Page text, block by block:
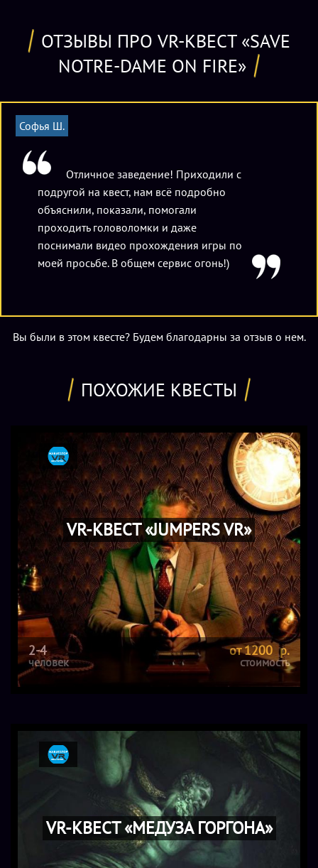
ОТЗЫВЫ ПРО VR-КВЕСТ «SAVE
NOTRE-DAME ON FIRE»
Софья Ш.
Отличное заведение! Приходили с
подругой на квест, нам всё подробно
объяснили, показали, помогали
проходить головоломки и даже
поснимали видео прохождения игры по
моей просьбе. В общем сервис огонь!)
Вы были в этом квесте? Будем благодарны за отзыв о нем.
ПОХОЖИЕ КВЕСТЫ
VR-КВЕСТ «JUMPERS VR»
2-4
человек
от 1200 р.
стоимость
VR-КВЕСТ «МЕДУЗА ГОРГОНА»